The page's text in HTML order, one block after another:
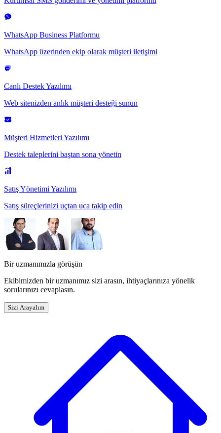
WhatsApp Business Platformu
WhatsApp üzerinden ekip olarak müşteri iletişimi
Canlı Destek Yazılımı
Web sitenizden anlık müşteri desteği sunun
Müşteri Hizmetleri Yazılımı
Destek taleplerini baştan sona yönetin
Satış Yönetimi Yazılımı
Satış süreçlerinizi uçtan uca takip edin
Bir uzmanımızla görüşün
Ekibimizden bir uzmanımız sizi arasın, ihtiyaçlarınıza yönelik
sorularınızı cevaplasın.
Sizi Arayalım